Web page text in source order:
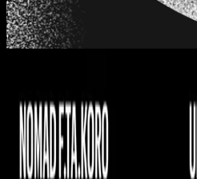
CURADAS
CURADAS